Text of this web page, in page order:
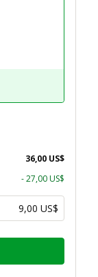
36,00 US$
- 27,00 US$
9,00 US$